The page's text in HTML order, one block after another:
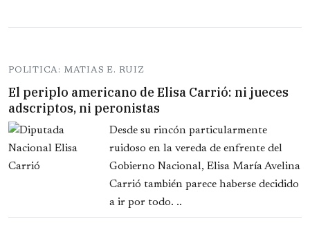
POLITICA: MATIAS E. RUIZ
El periplo americano de Elisa Carrió: ni jueces
adscriptos, ni peronistas
Desde su rincón particularmente
ruidoso en la vereda de enfrente del
Gobierno Nacional, Elisa María Avelina
Carrió también parece haberse decidido
a ir por todo. ..